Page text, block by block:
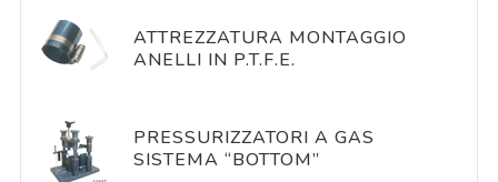
ATTREZZATURA MONTAGGIO
ANELLI IN P.T.F.E.
PRESSURIZZATORI A GAS
SISTEMA “BOTTOM”